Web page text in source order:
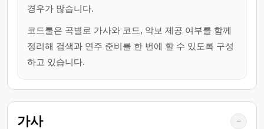
경우가 많습니다.
코드툴은 곡별로 가사와 코드, 악보 제공 여부를 함께
정리해 검색과 연주 준비를 한 번에 할 수 있도록 구성
하고 있습니다.
가사 −